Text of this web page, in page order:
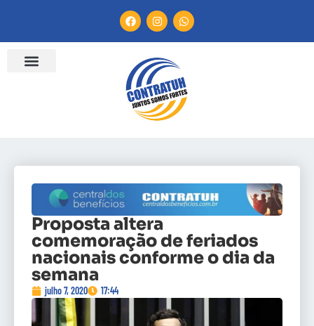
Proposta altera
comemoração de feriados
nacionais conforme o dia da
semana
julho 7, 2020 17:44